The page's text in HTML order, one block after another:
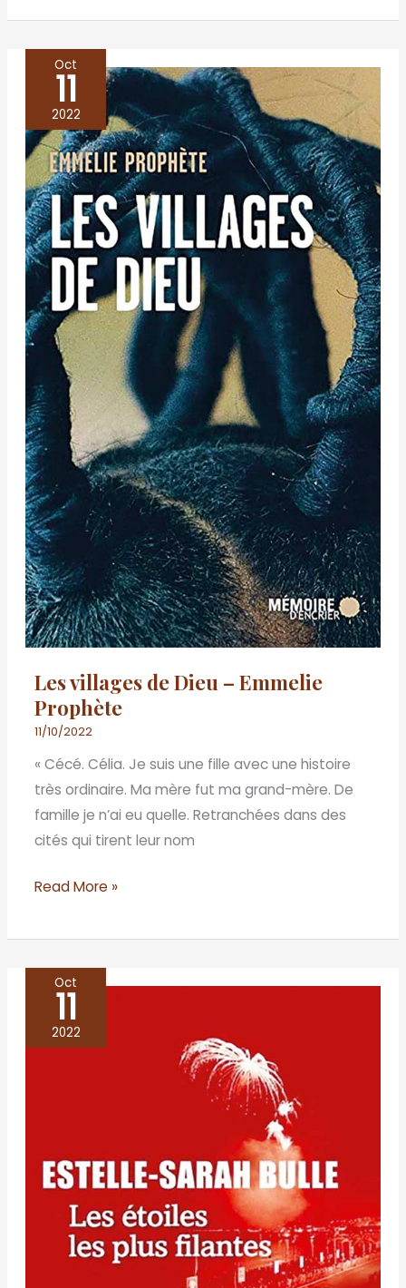
Oct
11
2022
Les villages de Dieu – Emmelie
Prophète
11/10/2022
« Cécé. Célia. Je suis une fille avec une histoire
très ordinaire. Ma mère fut ma grand-mère. De
famille je n’ai eu quelle. Retranchées dans des
cités qui tirent leur nom
villages
de
Dieu
–
Emmelie
Prophète
Read More »
Oct
11
2022
étoiles
Estelle-
Sarah